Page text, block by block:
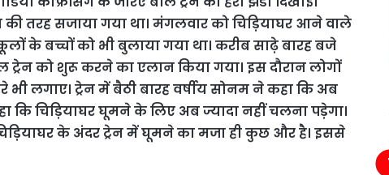
तरह सजाया गया था। मंगलवार को चिड़ियाघर आने वाले
के बच्चों को भी बुलाया गया था। करीब साढ़े बारह बजे
को शुरू करने का एलान किया गया। इस दौरान लोगों
लगाए। ट्रेन में बैठी बारह वर्षीय सोनम ने कहा कि अब
चिड़ियाघर घूमने के लिए अब ज्यादा नहीं चलना पड़ेगा।
के अंदर ट्रेन में घूमने का मजा ही कुछ और है। इससे